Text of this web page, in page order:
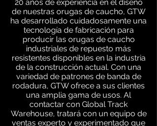
20 años de experiencia en el diseño
de nuestras orugas de caucho, GTW
ha desarrollado cuidadosamente una
tecnología de fabricación para
producir las orugas de caucho
industriales de repuesto más
resistentes disponibles en la industria
de la construcción actual. Con una
variedad de patrones de banda de
rodadura, GTW ofrece a sus clientes
una amplia gama de usos. Al
contactar con Global Track
Warehouse, tratará con un equipo de
ventas experto y experimentado que